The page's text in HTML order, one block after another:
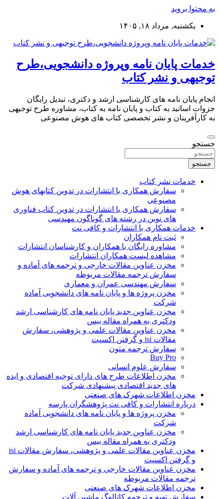
به محتوا بروید
یکشنبه, مرداد ۱۸, ۱۴۰۵
خدمات پایان نامه وپروژه دانشجویی،طرح
توجیهی و نشر کتاب
انجام پایان نامه های کارشناسی ارشد و دکتری، تبدیل رایگان
جزوات اساتید به کتاب و پایان نامه به کتاب، مشاوره طرح توجیهی
به کارآفرینان و نشر تخصصی کتاب های هوش مصنوعی
جستجو
جستجو
خدمات نشر کتاب
سفارش همکاری با انتشارات در تدوین کتابهای هوش
مصنوعی
سفارش همکاری با انتشارات در تدوین کتاب فناوری
های نوین در رشته های گوناگون مهندسی
خدمات همکاری با انتشارات و کافی نت
ثبت نام همکاران
مشاوره رایگان با همکاران و کارشناسان انتشارات
مشاهده لیست همکاران انتشارات
مخزن عناوین مقالات خارجی و ترجمه های آماده و
سفارش ترجمه مقالات مربوطه
سفارش مهندسی عمران و معماری
مخزن پروژه ها و پایان نامه های دانشجویی آماده
شرکت
مخزن عناوین جدید پایان نامه های کارشناسی ارشد
ودکتری به همراه مقاله بیس
مخزن عناوین مقالات علمی و پژوهشی، سفارش
مقالات isi و گرفتن اکسپت
سفارش ترجمه متون
Buy Pro
سفارش علوم انسانی
مخزن اطلاعات طرح های دارای توجیه اقتصادی و ایده
های جدید اقتصادی پیشنهادی شرکت
مخزن اطلاعات شهرک های صنعتی
درباره انتشارات و کافی نت پژوهشگران پارسه
مخزن پروژه ها و پایان نامه های دانشجویی آماده
شرکت
مخزن عناوین جدید پایان نامه های کارشناسی ارشد
ودکتری به همراه مقاله بیس
مخزن عناوین مقالات علمی و پژوهشی، سفارش مقالات isi
و گرفتن اکسپت
مخزن عناوین مقالات خارجی و ترجمه های آماده و سفارش
ترجمه مقالات مربوطه
مخزن اطلاعات شهرک های صنعتی
سفارش تهیه و ترجمه کاتالوگ ماشین آلات